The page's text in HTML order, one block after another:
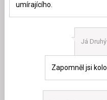
umírajícího.
Já Druhý
Zapomněl jsi